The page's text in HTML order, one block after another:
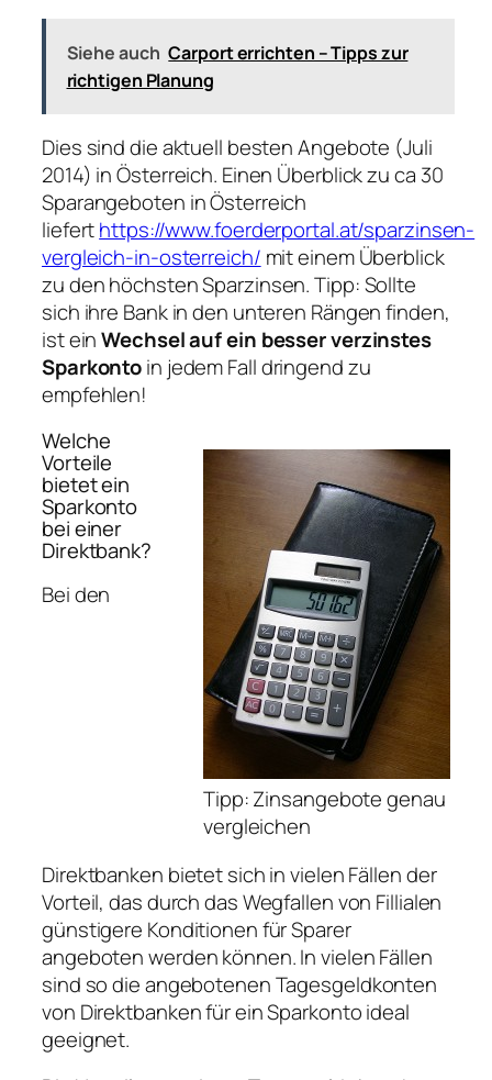
Siehe auch Carport errichten – Tipps zur
richtigen Planung
Dies sind die aktuell besten Angebote (Juli
2014) in Österreich. Einen Überblick zu ca 30
Sparangeboten in Österreich
lieferthttps://www.foerderportal.at/sparzinsen-
vergleich-in-osterreich/ mit einem Überblick
zu den höchsten Sparzinsen. Tipp: Sollte
sich ihre Bank in den unteren Rängen finden,
ist einWechsel auf ein besser verzinstes
Sparkontoin jedem Fall dringend zu
empfehlen!
Tipp: Zinsangebote genau
vergleichen
Welche
Vorteile
bietet ein
Sparkonto
bei einer
Direktbank?
Bei den
Direktbanken bietet sich in vielen Fällen der
Vorteil, das durch das Wegfallen von Fillialen
günstigere Konditionen für Sparer
angeboten werden können. In vielen Fällen
sind so die angebotenen Tagesgeldkonten
von Direktbanken für ein Sparkonto ideal
geeignet.